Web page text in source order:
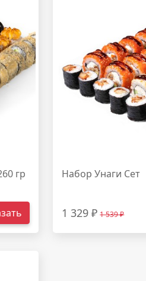
гр Набор Унаги Сет
1 329 ₽ 1 539 ₽